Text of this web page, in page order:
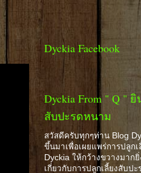
Dyckia Facebook
Dyckia From " Q "
สับปะรดหนาม
สวัสดีครับทุกๆท่าน Blog
ขึ้นมาเพื่อเผยแพร่การปลูก
Dyckia ให้กว้างขวางมาก
เกี่ยวกับการปลูกเลี้ยงสับป